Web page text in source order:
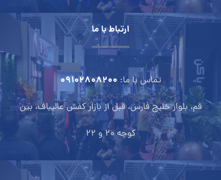
ارتباط با ما
تماس با ما: 09102808200
قم، بلوار خلیج فارس، قبل از بازار کفش عالیباف، بین
کوچه 20 و 22